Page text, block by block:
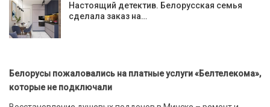
Настоящий детектив. Белорусская семья
сделала заказ на…
Белорусы пожаловались на платные услуги «Белтелекома»,
которые не подключали